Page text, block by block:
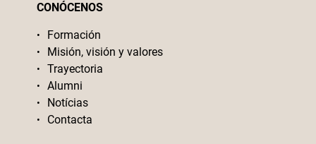
CONÓCENOS
Formación
Misión, visión y valores
Trayectoria
Alumni
Notícias
Contacta